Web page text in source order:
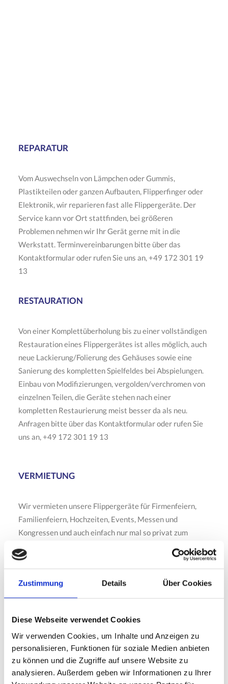
Zustimmung Details Über Cookies
Diese Webseite verwendet Cookies
Wir verwenden Cookies, um Inhalte und Anzeigen zu
personalisieren, Funktionen für soziale Medien anbieten
zu können und die Zugriffe auf unsere Website zu
analysieren. Außerdem geben wir Informationen zu Ihrer
REPARATUR
Vom Auswechseln von Lämpchen oder Gummis,
Plastikteilen oder ganzen Aufbauten, Flipperfinger oder
Elektronik, wir reparieren fast alle Flippergeräte. Der
Service kann vor Ort stattfinden, bei größeren
Problemen nehmen wir Ihr Gerät gerne mit in die
Werkstatt. Terminvereinbarungen bitte über das
Kontaktformular oder rufen Sie uns an, +49 172 301 19
13
RESTAURATION
Von einer Komplettüberholung bis zu einer vollständigen
Restauration eines Flippergerätes ist alles möglich, auch
neue Lackierung/Folierung des Gehäuses sowie eine
Sanierung des kompletten Spielfeldes bei Abspielungen.
Einbau von Modifizierungen, vergolden/verchromen von
einzelnen Teilen, die Geräte stehen nach einer
kompletten Restaurierung meist besser da als neu.
Anfragen bitte über das Kontaktformular oder rufen Sie
uns an, +49 172 301 19 13
VERMIETUNG
Wir vermieten unsere Flippergeräte für Firmenfeiern,
Familienfeiern, Hochzeiten, Events, Messen und
Kongressen und auch einfach nur mal so privat zum
Mietzeiten sind flexibel, so dass ein Gerät auch mal für
ein halbes oder ganzes Jahr gemietet werden kann. Die
Preise hierfür beginnen bei € 200,00 zzgl.
Mehrwertsteuer und variieren je nach Mietdauer,
bitte über das Kontaktformular oder rufen Sie uns an,
+49 172 301 19 13
VERKAUF